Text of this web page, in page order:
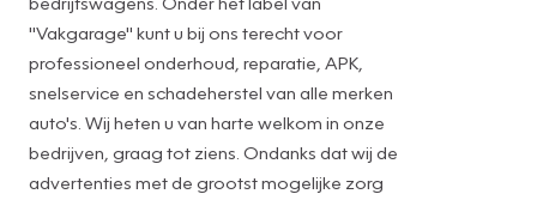
"Vakgarage" kunt u bij ons terecht voor
professioneel onderhoud, reparatie, APK,
snelservice en schadeherstel van alle merken
auto's. Wij heten u van harte welkom in onze
bedrijven, graag tot ziens. Ondanks dat wij de
advertenties met de grootst mogelijke zorg